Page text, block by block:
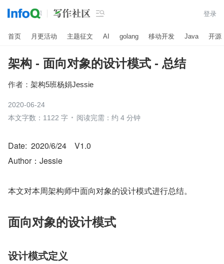
 登录
首页 月更活动 主题征文 AI golang 移动开发 Java 开源
架构 - 面向对象的设计模式 - 总结
作者： 架构5班杨娟Jessie
2020-06-24
本文字数：1122 字
阅读完需：约 4 分钟
Date:  2020/6/24    V1.0
Author：Jessie
本文对本周架构师中面向对象的设计模式进行总结。
面向对象的设计模式
设计模式定义